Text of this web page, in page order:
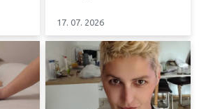
17. 07. 2026